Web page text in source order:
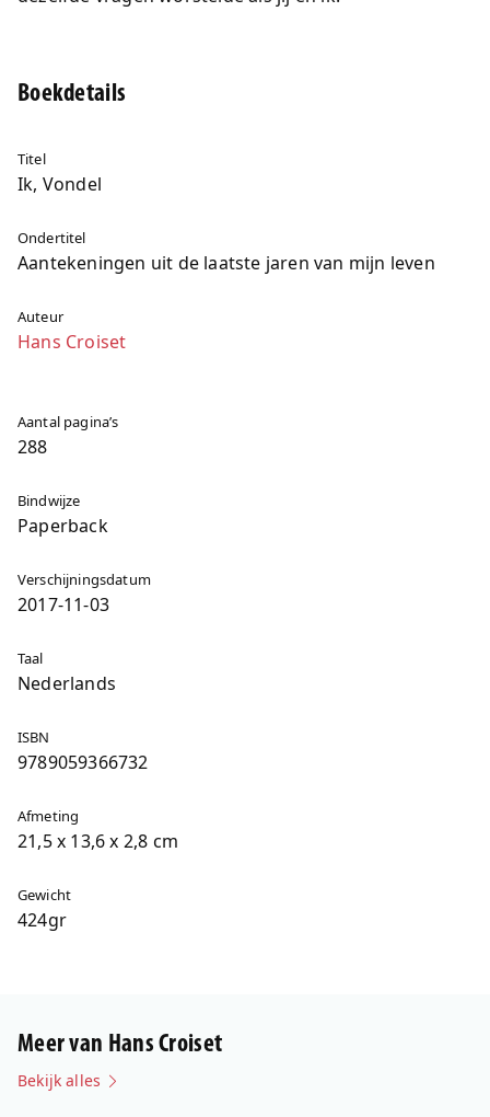
Boekdetails
Titel
Ik, Vondel
Ondertitel
Aantekeningen uit de laatste jaren van mijn leven
Auteur
Hans Croiset
Aantal pagina’s
288
Bindwijze
Paperback
Verschijningsdatum
2017-11-03
Taal
Nederlands
ISBN
9789059366732
Afmeting
21,5 x 13,6 x 2,8 cm
Gewicht
424gr
Meer van Hans Croiset
Bekijk alles